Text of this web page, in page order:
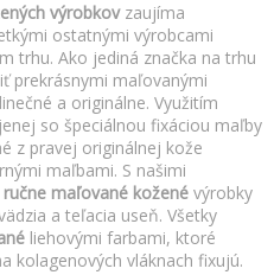
výrobkov zaujíma
ostatnými výrobcami
trhu. Ako jediná značka na trhu
prekrásnymi maľovanými
a originálne. Využitím
so špeciálnou fixáciou maľby
z pravej originálnej kože
maľbami. S našimi
ručne maľované kožené výrobky
a teľacia useň. Všetky
liehovými farbami, ktoré
kolagenových vláknach fixujú.